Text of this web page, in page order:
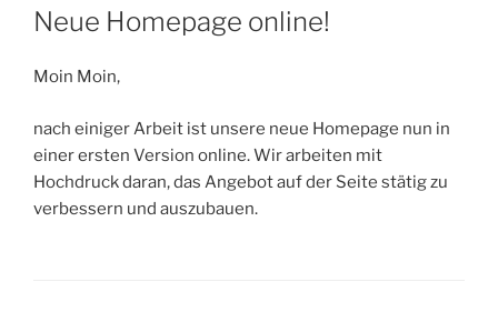
AM
Neue Homepage online!
Moin Moin,
nach einiger Arbeit ist unsere neue Homepage nun in
einer ersten Version online. Wir arbeiten mit
Hochdruck daran, das Angebot auf der Seite stätig zu
verbessern und auszubauen.